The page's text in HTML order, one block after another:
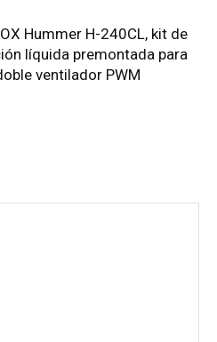
Hummer H-240CL, kit de
líquida premontada para
ventilador PWM